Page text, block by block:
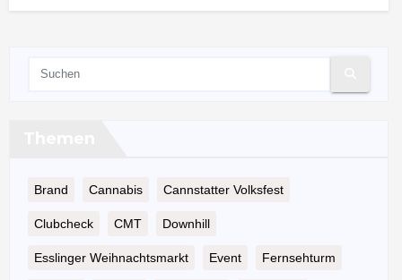
Brand Cannabis Cannstatter Volksfest
Clubcheck CMT Downhill
Esslinger Weihnachtsmarkt Event Fernsehturm